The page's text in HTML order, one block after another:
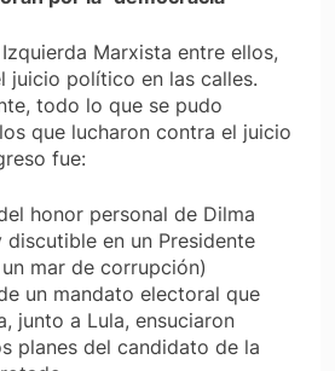
Marxista entre ellos,
juicio político en las calles.
todo lo que se pudo
que lucharon contra el juicio
fue:
honor personal de Dilma
discutible en un Presidente
mar de corrupción)
un mandato electoral que
junto a Lula, ensuciaron
planes del candidato de la